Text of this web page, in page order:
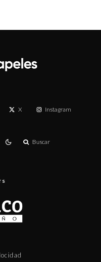
X Instagram
Buscar